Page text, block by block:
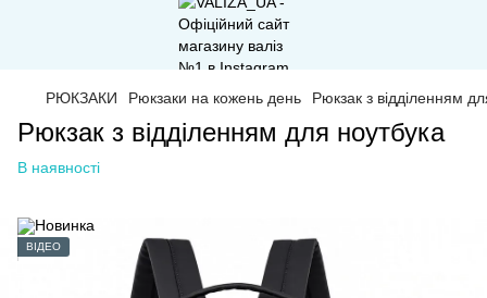
РЮКЗАКИ Рюкзаки на кожень день Рюкзак з відділенням
Рюкзак з відділенням для ноутбука
В наявності
ВІДЕО